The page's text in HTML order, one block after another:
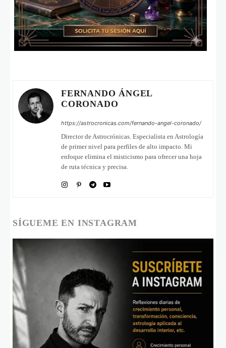
FERNANDO ÁNGEL
CORONADO
https://astrocronicas.com/fernando-angel-coronado/
Director de Astrocrónicas. Especialista en Astrología
de primer nivel para perfiles de alto impacto. Mi
enfoque elimina el misticismo para ofrecer una hoja
de ruta técnica y precisa.
SÍGUEME EN INSTAGRAM